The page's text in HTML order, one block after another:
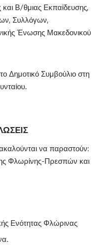
Β/θμιας Εκπαίδευσης,
Συλλόγων,
Ένωσης Μακεδονικού
Δημοτικό Συμβούλιο στη
να παραστούν:
Φλωρίνης-Πρεσπών και
Ενότητας Φλώρινας